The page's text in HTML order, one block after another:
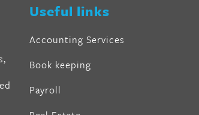
Useful links
Accounting Services
Book keeping
Payroll